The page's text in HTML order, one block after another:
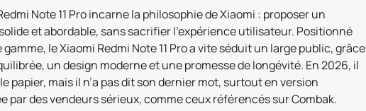
Note 11 Pro incarne la philosophie de Xiaomi : proposer un
et abordable, sans sacrifier l’expérience utilisateur. Positionné
le Xiaomi Redmi Note 11 Pro a vite séduit un large public, grâce
un design moderne et une promesse de longévité. En 2026, il
papier, mais il n’a pas dit son dernier mot, surtout en version
par des vendeurs sérieux, comme ceux référencés sur Combak.